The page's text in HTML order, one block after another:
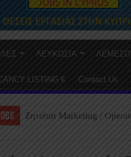
ΛΕΥΚΩΣΙΑ
LISTING € Contact Us
Ζητείται Marketing /